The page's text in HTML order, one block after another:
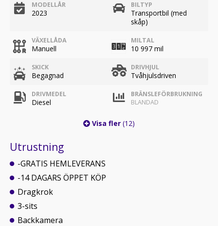
MODELLÅR
2023
BILTYP
Transportbil (med
skåp)
VÄXELLÅDA
Manuell
MILTAL
10 997 mil
SKICK
Begagnad
DRIVHJUL
Tvåhjulsdriven
DRIVMEDEL
Diesel
BRÄNSLEFÖRBRUKNING
BLANDAD
Visa fler (12)
Utrustning
-GRATIS HEMLEVERANS
-14 DAGARS ÖPPET KÖP
Dragkrok
3-sits
Backkamera